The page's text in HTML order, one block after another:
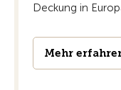
Deckung in
Mehr